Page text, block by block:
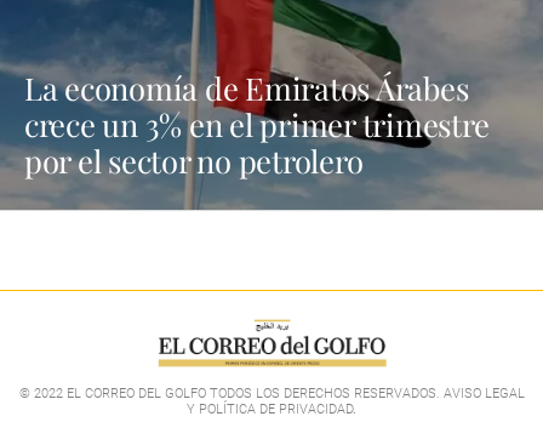
La economía de Emiratos Árabes
crece un 3% en el primer trimestre
por el sector no petrolero
© 2022 EL CORREO DEL GOLFO TODOS LOS DERECHOS RESERVADOS. AVISO LEGAL
Y POLÍTICA DE PRIVACIDAD.